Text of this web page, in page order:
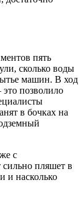
пять
сколько воды
машин. В ход
позволило
в бочках на
с
пляшет в
и насколько